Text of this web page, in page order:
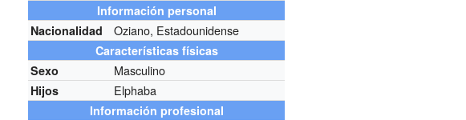
Información personal
Nacionalidad
Oziano, Estadounidense
Características físicas
Sexo
Masculino
Hijos Elphaba
Información profesional